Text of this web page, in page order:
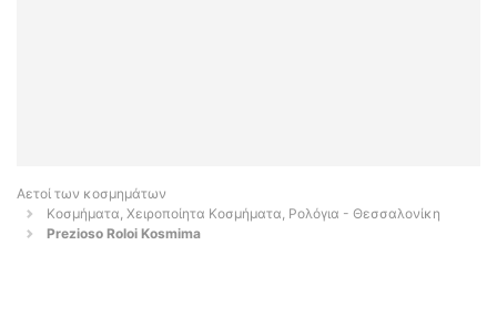
Αετοί των κοσμημάτων
Κοσμήματα, Χειροποίητα Κοσμήματα, Ρολόγια - Θεσσαλονίκη
Prezioso Roloi Kosmima